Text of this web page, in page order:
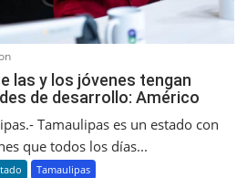
las y los jóvenes tengan
de desarrollo: Américo
Tamaulipas es un estado con
que todos los días...
Tamaulipas